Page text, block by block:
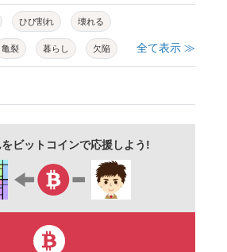
ひび割れ 壊れる
亀裂 暮らし 欠陥
生活 修繕
青 柄 模様
黒背景
全て表示 ≫
ビットコインで応援しよう!